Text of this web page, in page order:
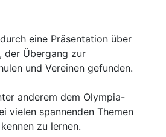
eine Präsentation über
der Übergang zur
und Vereinen gefunden.
anderem dem Olympia-
vielen spannenden Themen
zu lernen.